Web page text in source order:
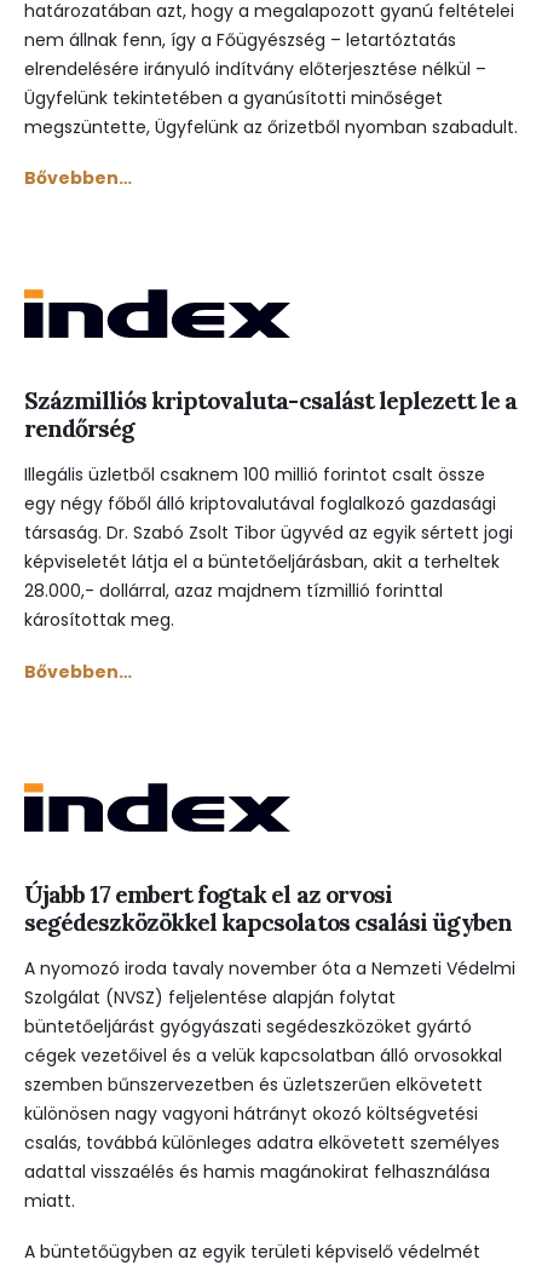
határozatában azt, hogy a megalapozott gyanú feltételei
nem állnak fenn, így a Főügyészség – letartóztatás
elrendelésére irányuló indítvány előterjesztése nélkül –
Ügyfelünk tekintetében a gyanúsítotti minőséget
megszüntette, Ügyfelünk az őrizetből nyomban szabadult.
Bővebben…
Százmilliós kriptovaluta-csalást leplezett le a
rendőrség
Illegális üzletből csaknem 100 millió forintot csalt össze
egy négy főből álló kriptovalutával foglalkozó gazdasági
társaság. Dr. Szabó Zsolt Tibor ügyvéd az egyik sértett jogi
képviseletét látja el a büntetőeljárásban, akit a terheltek
28.000,- dollárral, azaz majdnem tízmillió forinttal
károsítottak meg.
Bővebben…
Újabb 17 embert fogtak el az orvosi
segédeszközökkel kapcsolatos csalási ügyben
A nyomozó iroda tavaly november óta a Nemzeti Védelmi
Szolgálat (NVSZ) feljelentése alapján folytat
büntetőeljárást gyógyászati segédeszközöket gyártó
cégek vezetőivel és a velük kapcsolatban álló orvosokkal
szemben bűnszervezetben és üzletszerűen elkövetett
különösen nagy vagyoni hátrányt okozó költségvetési
csalás, továbbá különleges adatra elkövetett személyes
adattal visszaélés és hamis magánokirat felhasználása
miatt.
A büntetőügyben az egyik területi képviselő védelmét